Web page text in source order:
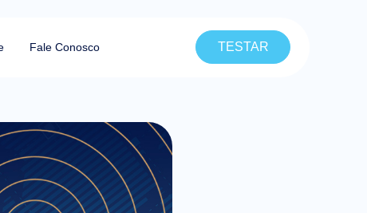
Fale Conosco TESTAR